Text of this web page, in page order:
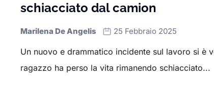
schiacciato dal camion
Marilena De Angelis 25 Febbraio 2025
Un nuovo e drammatico incidente sul lavoro si è
ragazzo ha perso la vita rimanendo schiacciato...